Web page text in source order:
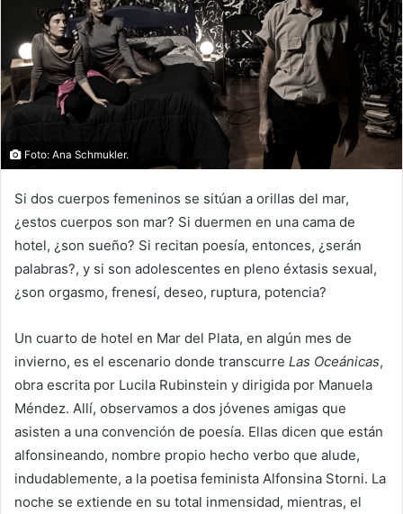
Foto: Ana Schmukler.
Si dos cuerpos femeninos se sitúan a orillas del mar,
¿estos cuerpos son mar? Si duermen en una cama de
hotel, ¿son sueño? Si recitan poesía, entonces, ¿serán
palabras?, y si son adolescentes en pleno éxtasis sexual,
¿son orgasmo, frenesí, deseo, ruptura, potencia?
Un cuarto de hotel en Mar del Plata, en algún mes de
invierno, es el escenario donde transcurre Las Oceánicas,
obra escrita por Lucila Rubinstein y dirigida por Manuela
Méndez. Allí, observamos a dos jóvenes amigas que
asisten a una convención de poesía. Ellas dicen que están
alfonsineando, nombre propio hecho verbo que alude,
indudablemente, a la poetisa feminista Alfonsina Storni. La
noche se extiende en su total inmensidad, mientras, el